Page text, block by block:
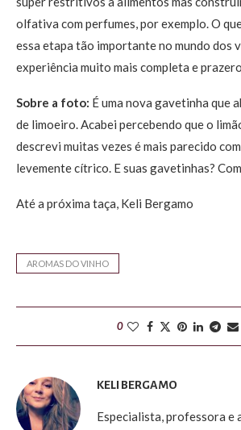
olfativa com perfumes, por exemplo. O
essa etapa tão importante no mundo dos
experiência muito mais completa e
Sobre a foto: É uma nova gavetinha que
de limoeiro. Acabei percebendo que o
descrevi muitas vezes é mais parecido
levemente cítrico. E suas gavetinhas?
Até a próxima taça, Keli Bergamo
AROMAS DO VINHO
0
KELI BERGAMO
Especialista, professora e